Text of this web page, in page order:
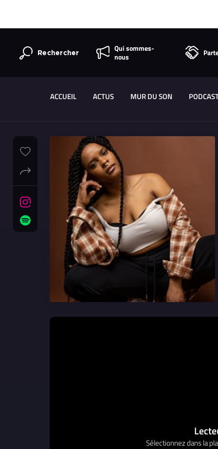
Rechercher
Qui sommes-
nous
ACCUEIL ACTUS MUR DU SON
Sélectionnez dans la